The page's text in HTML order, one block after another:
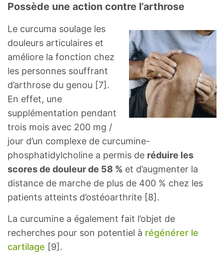
Possède une action contre l’arthrose
Le curcuma soulage les
douleurs articulaires et
améliore la fonction chez
les personnes souffrant
d’arthrose du genou [7].
En effet, une
supplémentation pendant
trois mois avec 200 mg /
jour d’un complexe de curcumine-
phosphatidylcholine a permis de réduire les
scores de douleur de 58 % et d’augmenter la
distance de marche de plus de 400 % chez les
patients atteints d’ostéoarthrite [8].
La curcumine a également fait l’objet de
recherches pour son potentiel à régénérer le
cartilage [9].